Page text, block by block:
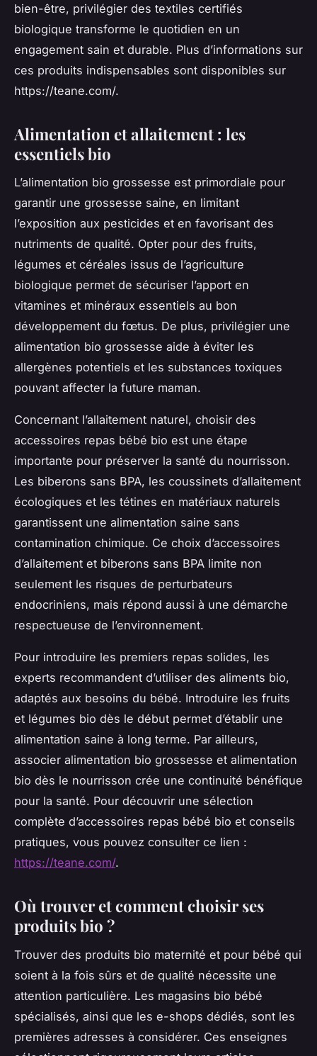
bien-être, privilégier des textiles certifiés
biologique transforme le quotidien en un
engagement sain et durable. Plus d’informations sur
ces produits indispensables sont disponibles sur
https://teane.com/.
Alimentation et allaitement : les
essentiels bio
L’alimentation bio grossesse est primordiale pour
garantir une grossesse saine, en limitant
l’exposition aux pesticides et en favorisant des
nutriments de qualité. Opter pour des fruits,
légumes et céréales issus de l’agriculture
biologique permet de sécuriser l’apport en
vitamines et minéraux essentiels au bon
développement du fœtus. De plus, privilégier une
alimentation bio grossesse aide à éviter les
allergènes potentiels et les substances toxiques
pouvant affecter la future maman.
Concernant l’allaitement naturel, choisir des
accessoires repas bébé bio est une étape
importante pour préserver la santé du nourrisson.
Les biberons sans BPA, les coussinets d’allaitement
écologiques et les tétines en matériaux naturels
garantissent une alimentation saine sans
contamination chimique. Ce choix d’accessoires
d’allaitement et biberons sans BPA limite non
seulement les risques de perturbateurs
endocriniens, mais répond aussi à une démarche
respectueuse de l’environnement.
Pour introduire les premiers repas solides, les
experts recommandent d’utiliser des aliments bio,
adaptés aux besoins du bébé. Introduire les fruits
et légumes bio dès le début permet d’établir une
alimentation saine à long terme. Par ailleurs,
associer alimentation bio grossesse et alimentation
bio dès le nourrisson crée une continuité bénéfique
pour la santé. Pour découvrir une sélection
complète d’accessoires repas bébé bio et conseils
pratiques, vous pouvez consulter ce lien :
https://teane.com/.
Où trouver et comment choisir ses
produits bio ?
Trouver des produits bio maternité et pour bébé qui
soient à la fois sûrs et de qualité nécessite une
attention particulière. Les magasins bio bébé
spécialisés, ainsi que les e-shops dédiés, sont les
premières adresses à considérer. Ces enseignes